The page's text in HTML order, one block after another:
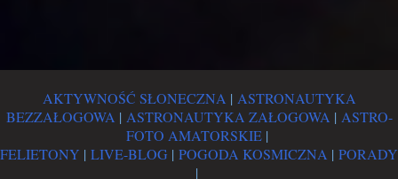
AKTYWNOŚĆ SŁONECZNA | ASTRONAUTYKA
BEZZAŁOGOWA | ASTRONAUTYKA ZAŁOGOWA | ASTRO-
FOTO AMATORSKIE|
FELIETONY | LIVE-BLOG | POGODA KOSMICZNA | PORADY
|